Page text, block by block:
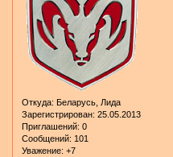
Откуда: Беларусь, Лида
Зарегистрирован: 25.05.2013
Приглашений: 0
Сообщений: 101
Уважение: +7